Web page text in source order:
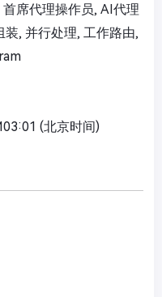
席代理操作员, AI代理
, 并行处理, 工作路由,
(北京时间)